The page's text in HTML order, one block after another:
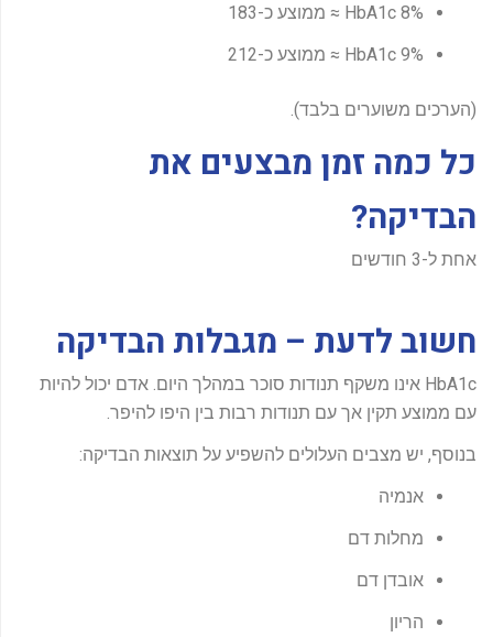
HbA1c 8% ≈ ממוצע כ-183
HbA1c 9% ≈ ממוצע כ-212
(הערכים משוערים בלבד).
כל כמה זמן מבצעים את
הבדיקה?
אחת ל-3 חודשים
חשוב לדעת – מגבלות הבדיקה
HbA1c אינו משקף תנודות סוכר במהלך היום. אדם יכול להיות
עם ממוצע תקין אך עם תנודות רבות בין היפו להיפר.
בנוסף, יש מצבים העלולים להשפיע על תוצאות הבדיקה:
אנמיה
מחלות דם
אובדן דם
הריון